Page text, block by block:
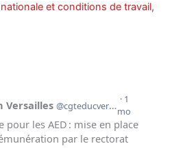
et conditions de travail,